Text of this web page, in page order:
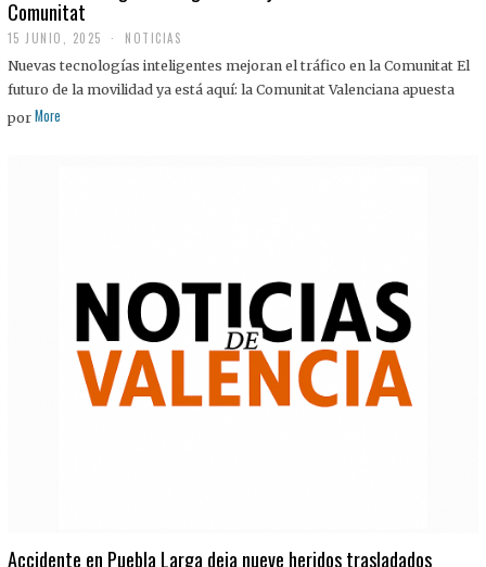
Comunitat
15 JUNIO, 2025 NOTICIAS
Nuevas tecnologías inteligentes mejoran el tráfico en la Comunitat El
futuro de la movilidad ya está aquí: la Comunitat Valenciana apuesta
por More
Accidente en Puebla Larga deja nueve heridos trasladados